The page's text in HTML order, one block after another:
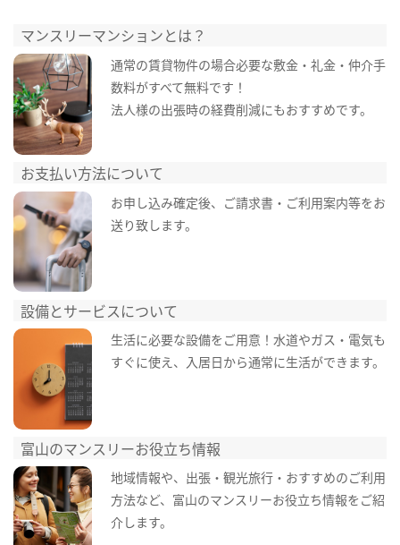
マンスリーマンションとは？
通常の賃貸物件の場合必要な敷金・礼金・仲介手
数料がすべて無料です！
法人様の出張時の経費削減にもおすすめです。
お支払い方法について
お申し込み確定後、ご請求書・ご利用案内等をお
送り致します。
設備とサービスについて
生活に必要な設備をご用意！水道やガス・電気も
すぐに使え、入居日から通常に生活ができます。
富山のマンスリーお役立ち情報
地域情報や、出張・観光旅行・おすすめのご利用
方法など、富山のマンスリーお役立ち情報をご紹
介します。